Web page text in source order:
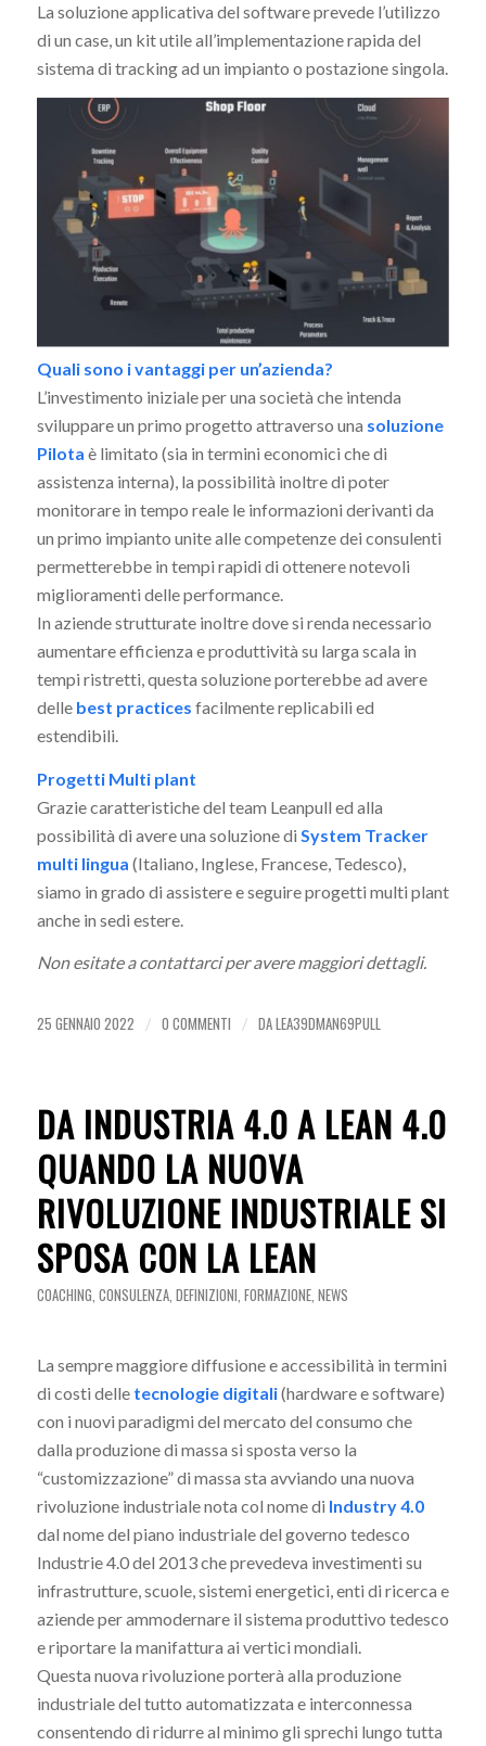
La soluzione applicativa del software prevede l’utilizzo
di un case, un kit utile all’implementazione rapida del
sistema di tracking ad un impianto o postazione singola.
Quali sono i vantaggi per un’azienda?
L’investimento iniziale per una società che intenda
sviluppare un primo progetto attraverso una soluzione
Pilota è limitato (sia in termini economici che di
assistenza interna), la possibilità inoltre di poter
monitorare in tempo reale le informazioni derivanti da
un primo impianto unite alle competenze dei consulenti
permetterebbe in tempi rapidi di ottenere notevoli
miglioramenti delle performance.
In aziende strutturate inoltre dove si renda necessario
aumentare efficienza e produttività su larga scala in
tempi ristretti, questa soluzione porterebbe ad avere
delle best practices facilmente replicabili ed
estendibili.
Progetti Multi plant
Grazie caratteristiche del team Leanpull ed alla
possibilità di avere una soluzione di System Tracker
multi lingua (Italiano, Inglese, Francese, Tedesco),
siamo in grado di assistere e seguire progetti multi plant
anche in sedi estere.
Non esitate a contattarci per avere maggiori dettagli.
25 GENNAIO 2022 / 0 COMMENTI / DALEA39DMAN69PULL
DA INDUSTRIA 4.0 A LEAN 4.0
QUANDO LA NUOVA
RIVOLUZIONE INDUSTRIALE SI
SPOSA CON LA LEAN
COACHING, CONSULENZA, DEFINIZIONI, FORMAZIONE, NEWS
La sempre maggiore diffusione e accessibilità in termini
di costi delle tecnologie digitali(hardware e software)
con i nuovi paradigmi del mercato del consumo che
dalla produzione di massa si sposta verso la
“customizzazione” di massa sta avviando una nuova
rivoluzione industriale nota col nome di Industry 4.0
dal nome del piano industriale del governo tedesco
Industrie 4.0 del 2013 che prevedeva investimenti su
infrastrutture, scuole, sistemi energetici, enti di ricerca e
aziende per ammodernare il sistema produttivo tedesco
e riportare la manifattura ai vertici mondiali.
Questa nuova rivoluzione porterà alla produzione
industriale del tutto automatizzata e interconnessa
consentendo di ridurre al minimo gli sprechi lungo tutta